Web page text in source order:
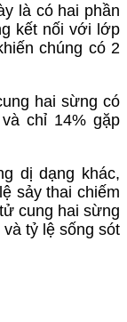
là có hai phần
kết nối với lớp
chúng có 2
hai sừng có
chỉ 14% gặp
dị dạng khác,
sảy thai chiếm
cung hai sừng
tỷ lệ sống sót